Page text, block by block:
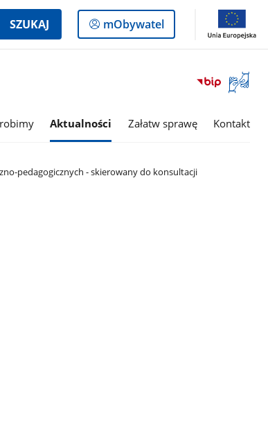
SZUKAJ
Logowanie
do
mObywatel
Otwórz
okno
Aktualności Załatw sprawę Kontakt
pedagogicznych - skierowany do konsultacji